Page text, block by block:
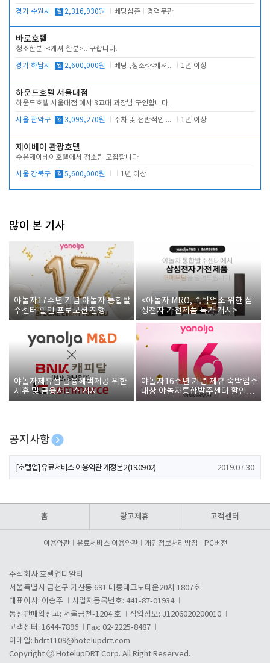
경기 수원시 월 2,316,930원 베팅삼촌 경력무관
바로호텔
청소한분..<캐셔 한분>.. 구합니다.
경기 하남시 월 2,600,000원 베팅.,청소<<캐셔 모셔봅니다. 1년 이상
하운드호텔 서울대점
하운드호텔 서울대점 에서 3교대 과장님 구인합니다.
서울 관악구 월 3,099,270원 주차 및 전반적인 당번업무 1년 이상
제이베이 관광호텔
수유제이베이호텔에서 청소팀 모집합니다
서울 강북구 월 5,600,000원 1년 이상
많이 본 기사
야놀자17주년 기념 야놀자 통합발
주센터 할인 프로모션 진행
<야놀자 MRO, 숙박업소 위한 삼
성전자 가전제품 특가 개시>
야놀자제휴점 금융혜택제공 위한
제휴 및 금융서비스 게시
야놀자16주년 기념 제휴 숙박업주
대상 야놀자통합발주센터 할인쿠
폰 증정
공지사항
[호텔업] 개인정보 처리방침 개정본1 (19.09.02)
[호텔업] 유료서비스 이용약관 개정본2 (19.09.02) 2019.07.30
홈 광고제휴 고객센터
이용약관 유료서비스 이용약관 개인정보처리방침 PC버전
주식회사 호텔업디알티
서울특별시 금천구 가산동 691 대륭테크노타운20차 1807호
대표이사: 이송주
사업자등록번호: 441-87-01934
통신판매업신고: 서울금천-1204 호
직업정보: J1206020200010
고객센터: 1644-7896
Fax: 02-2225-8487
이메일: hdrt1109@hotelupdrt.com
Copyright ⓒ HotelupDRT Corp. All Right Reserved.